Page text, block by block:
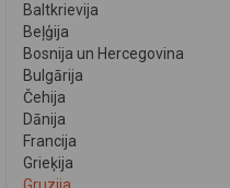
Baltkrievija
Beļģija
Bosnija un Hercegovina
Bulgārija
Čehija
Dānija
Francija
Grieķija